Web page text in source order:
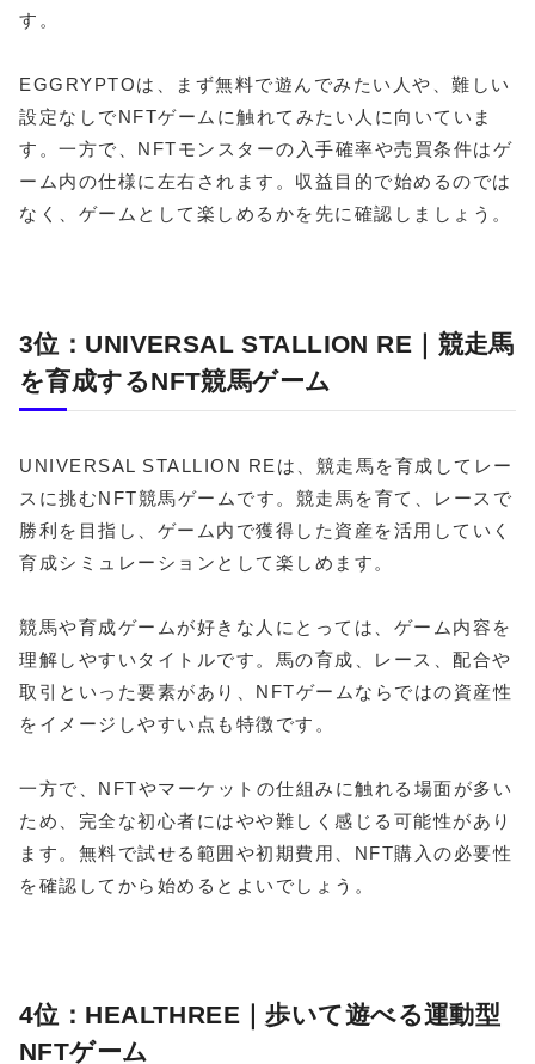
す。
EGGRYPTOは、まず無料で遊んでみたい人や、難しい
設定なしでNFTゲームに触れてみたい人に向いていま
す。一方で、NFTモンスターの入手確率や売買条件はゲ
ーム内の仕様に左右されます。収益目的で始めるのでは
なく、ゲームとして楽しめるかを先に確認しましょう。
3位：UNIVERSAL STALLION RE｜競走馬
を育成するNFT競馬ゲーム
UNIVERSAL STALLION REは、競走馬を育成してレー
スに挑むNFT競馬ゲームです。競走馬を育て、レースで
勝利を目指し、ゲーム内で獲得した資産を活用していく
育成シミュレーションとして楽しめます。
競馬や育成ゲームが好きな人にとっては、ゲーム内容を
理解しやすいタイトルです。馬の育成、レース、配合や
取引といった要素があり、NFTゲームならではの資産性
をイメージしやすい点も特徴です。
一方で、NFTやマーケットの仕組みに触れる場面が多い
ため、完全な初心者にはやや難しく感じる可能性があり
ます。無料で試せる範囲や初期費用、NFT購入の必要性
を確認してから始めるとよいでしょう。
4位：HEALTHREE｜歩いて遊べる運動型
NFTゲーム